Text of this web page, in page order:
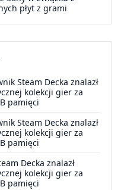
płyt z grami
Steam Decka znalazł
kolekcji gier za
pamięci
Steam Decka znalazł
kolekcji gier za
pamięci
Decka znalazł
kolekcji gier za
pamięci